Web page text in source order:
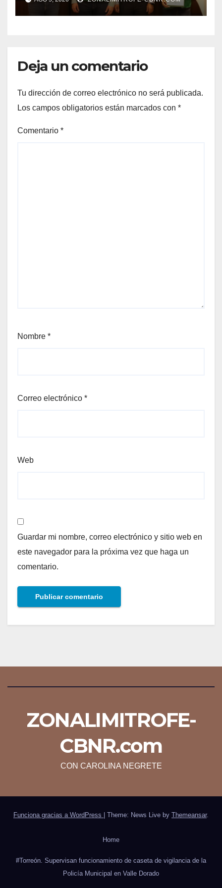
GABINETE
Deja un comentario
Tu dirección de correo electrónico no será publicada.
Los campos obligatorios están marcados con *
Comentario *
Nombre *
Correo electrónico *
Web
Guardar mi nombre, correo electrónico y sitio web en
este navegador para la próxima vez que haga un
comentario.
ZONALIMITROFE-
CBNR.com
CON CAROLINA NEGRETE
Funciona gracias a WordPress Theme: News Live by Themeansar.
Home
#Torreón. Supervisan funcionamiento de caseta de vigilancia de la
Policía Municipal en Valle Dorado